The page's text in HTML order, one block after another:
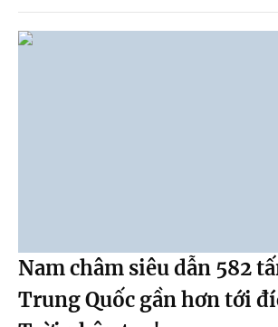
Nam châm siêu dẫn 582
Trung Quốc gần hơn tới